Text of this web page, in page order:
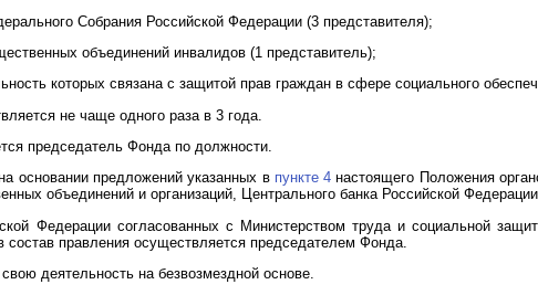
Собрания Российской Федерации (3 представителя);
объединений инвалидов (1 представитель);
которых связана с защитой прав граждан в сфере социального
не чаще одного раза в 3 года.
председатель Фонда по должности.
основании предложений указанных в пункте 4 настоящего Положения
объединений и организаций, Центрального банка Российской
Федерации согласованных с Министерством труда и социальной
состав правления осуществляется председателем Фонда.
деятельность на безвозмездной основе.